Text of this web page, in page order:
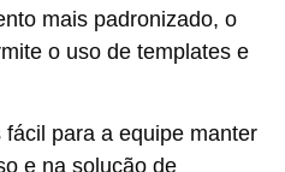
mais padronizado, o
o uso de templates e
para a equipe manter
e na solução de